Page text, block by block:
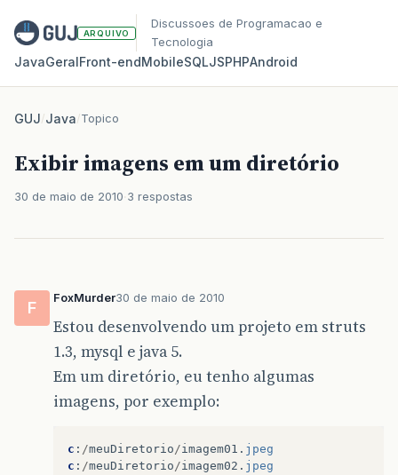
ARQUIVO
Discussoes de Programacao e
Tecnologia
JavaGeralFront‑endMobileSQLJSPHPAndroid
GUJ/Java/Topico
Exibir imagens em um diretório
30 de maio de 2010 3 respostas
F
FoxMurder30 de maio de 2010
Estou desenvolvendo um projeto em struts
1.3, mysql e java 5.
Em um diretório, eu tenho algumas
imagens, por exemplo:
c : /meuDiretorio/imagem01 . jpeg
c : /meuDiretorio/imagem02 . jpeg